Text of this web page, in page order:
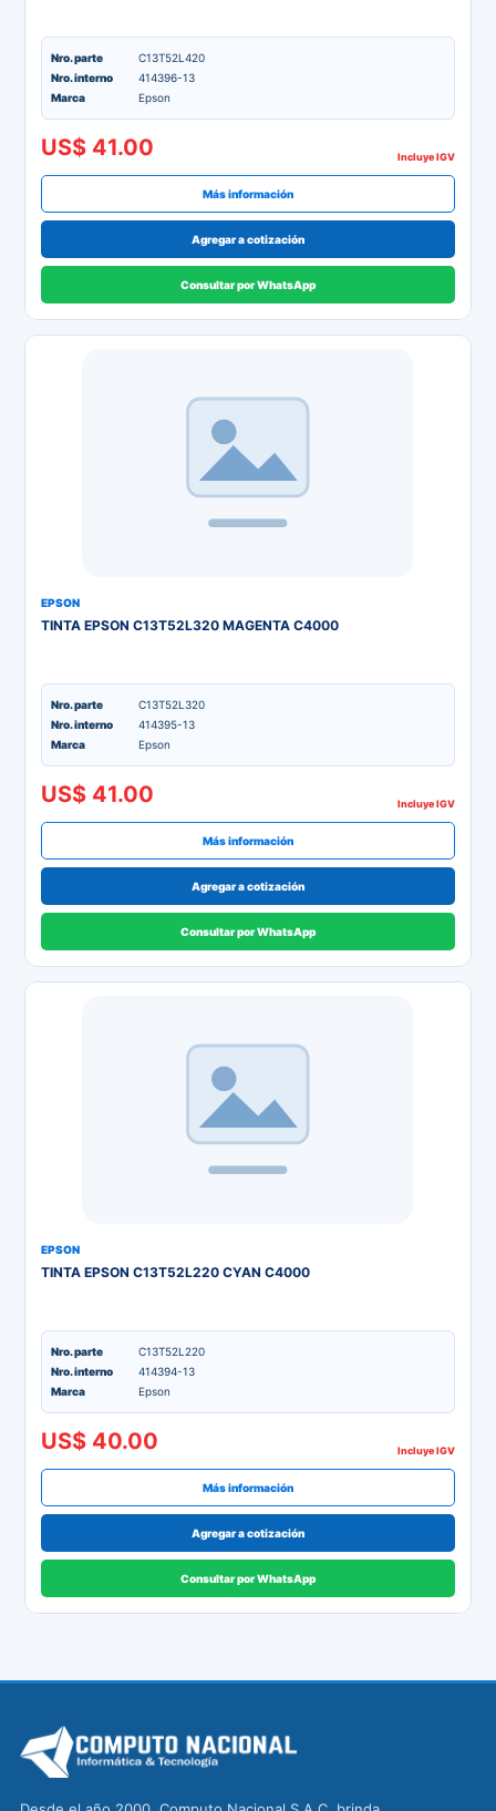
Nro. parte
C13T52L420
Nro. interno
414396-13
Marca
Epson
US$ 41.00 Incluye IGV
Más información
Agregar a cotización
Consultar por WhatsApp
EPSON
TINTA EPSON C13T52L320 MAGENTA C4000
Nro. parte
C13T52L320
Nro. interno
414395-13
Marca
Epson
US$ 41.00 Incluye IGV
Más información
Agregar a cotización
Consultar por WhatsApp
EPSON
TINTA EPSON C13T52L220 CYAN C4000
Nro. parte
C13T52L220
Nro. interno
414394-13
Marca
Epson
US$ 40.00 Incluye IGV
Más información
Agregar a cotización
Consultar por WhatsApp